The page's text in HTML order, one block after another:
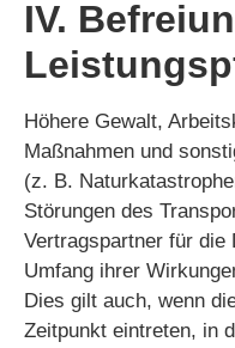
IV.
Höhere Gewalt,
Maßnahmen und
(z. B.
Störungen des
Vertragspartner für die
Umfang ihrer
Dies gilt auch, wenn
Zeitpunkt eintreten, in